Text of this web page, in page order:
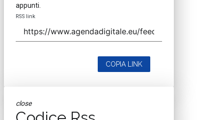
appunti.
RSS link
COPIA LINK
close